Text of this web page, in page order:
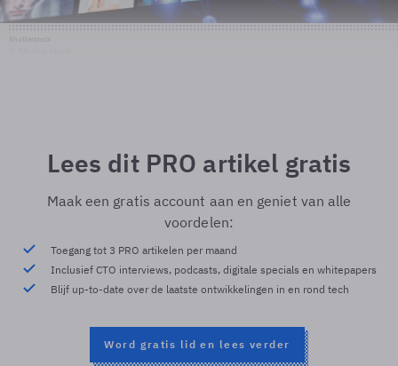
Lees dit PRO artikel gratis
Maak een gratis account aan en geniet van alle
voordelen:
Toegang tot 3 PRO artikelen per maand
Inclusief CTO interviews, podcasts, digitale specials en whitepapers
Blijf up-to-date over de laatste ontwikkelingen in en rond tech
Word gratis lid en lees verder